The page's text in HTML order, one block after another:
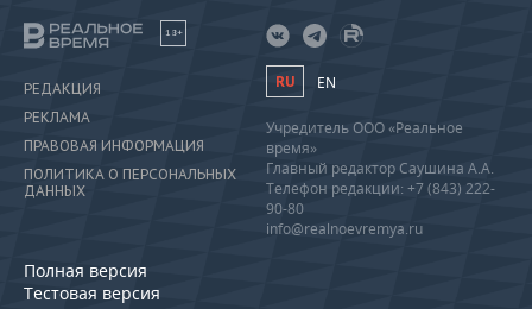
18+
РЕДАКЦИЯ
РЕКЛАМА
ПРАВОВАЯ ИНФОРМАЦИЯ
ПОЛИТИКА О ПЕРСОНАЛЬНЫХ
ДАННЫХ
Полная версия
Тестовая версия
RU EN
Учредитель ООО «Реальное
время»
Главный редактор Саушина А.А.
Телефон редакции: +7 (843) 222-
90-80
info@realnoevremya.ru